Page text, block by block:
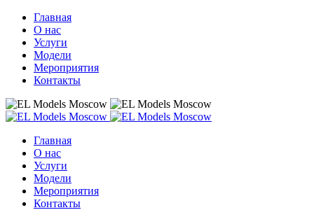
Главная
О нас
Услуги
Модели
Мероприятия
Контакты
Главная
О нас
Услуги
Модели
Мероприятия
Контакты